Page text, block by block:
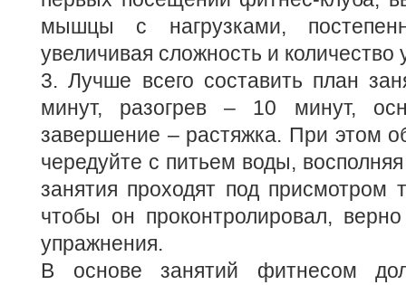
мышцы с нагрузками,
увеличивая сложность и количество
3. Лучше всего составить план
минут, разогрев – 10 минут,
завершение – растяжка. При этом
чередуйте с питьем воды,
занятия проходят под присмотром
чтобы он проконтролировал,
упражнения.
В основе занятий фитнесом